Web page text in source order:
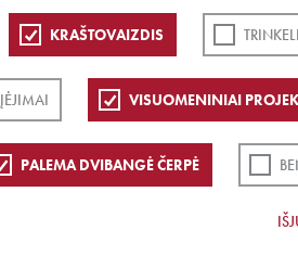
KRAŠTOVAIZDIS
ĮĖJIMAI VISUOMENINIAI
PALEMA DVIBANGĖ ČERPĖ